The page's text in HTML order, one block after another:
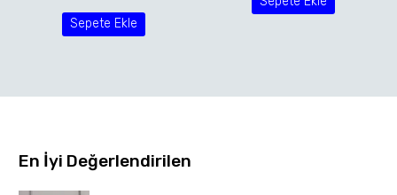
Sepete Ekle
En İyi Değerlendirilen